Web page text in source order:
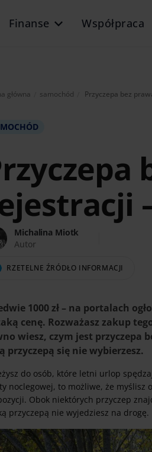
Finanse Współpraca
główna samochód Aktualnie:
Przyczepa bez
Michalina Miotk
Autor
RZETELNE ŹRÓDŁO INFORMACJI
1000 zł – na portalach
cenę. Rozważasz zakup
wiesz, czym jest przyczepa
przyczepą się nie wybierzesz.
do osób, które letni urlop
noclegowej, to możliwe, że myślisz
Obok niektórych przyczep
przyczepą nie wyjedziesz na drogę.